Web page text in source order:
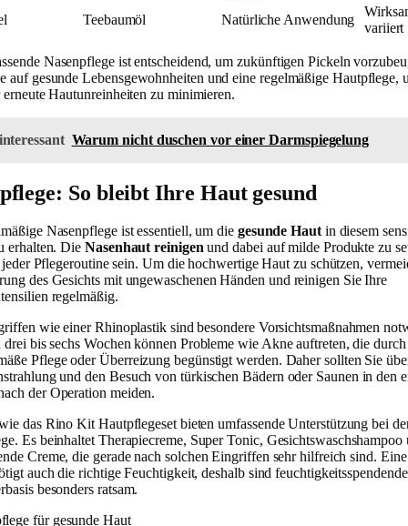
Teebaumöl Natürliche Anwendung
variiert
Nasenpflege ist entscheidend, um zukünftigen Pickeln
auf gesunde Lebensgewohnheiten und eine regelmäßige Hautpflege,
Hautunreinheiten zu minimieren.
Warum nicht duschen vor einer Darmspiegelung
So bleibt Ihre Haut gesund
Nasenpflege ist essentiell, um die gesunde Hautin diesem
erhalten. Die Nasenhaut reinigenund dabei auf milde Produkte zu
Pflegeroutine sein. Um die hochwertige Haut zu schützen,
des Gesichts mit ungewaschenen Händen und reinigen Sie Ihre
regelmäßig.
wie einer Rhinoplastik sind besondere Vorsichtsmaßnahmen
drei bis sechs Wochen können Probleme wie Akne auftreten, die durch
Pflege oder Überreizung begünstigt werden. Daher sollten Sie
und den Besuch von türkischen Bädern oder Saunen in den
der Operation meiden.
das Rino Kit Hautpflegeset bieten umfassende Unterstützung bei
Es beinhaltet Therapiecreme, Super Tonic, Gesichtswaschshampoo
Creme, die gerade nach solchen Eingriffen sehr hilfreich sind.
auch die richtige Feuchtigkeit, deshalb sind
besonders ratsam.